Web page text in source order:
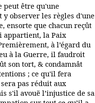
être qu'une
observer les règles d'une
ensorte que chacun reçût
appartient, la Paix
à l’égard du
à la Guerre, il faudroit
son tort, & condamnât
; ce qu'il fera
pas réduit aux
s'il avouë l’injustice de sa